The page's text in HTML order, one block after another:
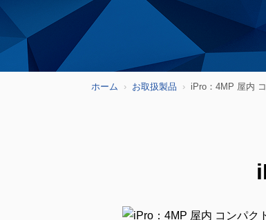
ホーム お取扱製品 iPro：4MP 屋内